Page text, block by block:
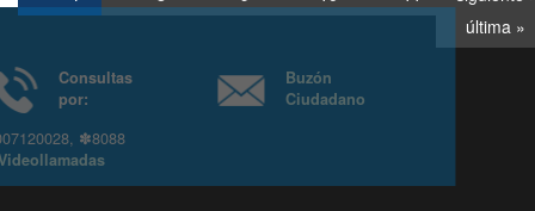
última »
6007120028, ✽8088
yVideollamadas
Ciudadano